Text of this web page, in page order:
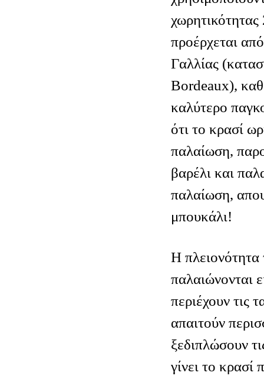
προέρχεται
Γαλλίας
Bordeaux),
καλύτερο
ότι το κρασί
παλαίωση,
βαρέλι και
παλαίωση,
μπουκάλι!
Η
παλαιώνονται
περιέχουν τις
απαιτούν
ξεδιπλώσουν
γίνει το κρασί